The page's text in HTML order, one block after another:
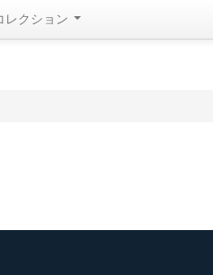
レクション